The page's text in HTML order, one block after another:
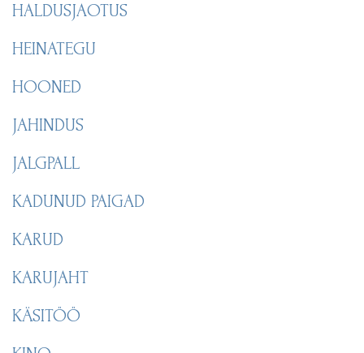
HALDUSJAOTUS
HEINATEGU
HOONED
JAHINDUS
JALGPALL
KADUNUD PAIGAD
KARUD
KARUJAHT
KÄSITÖÖ